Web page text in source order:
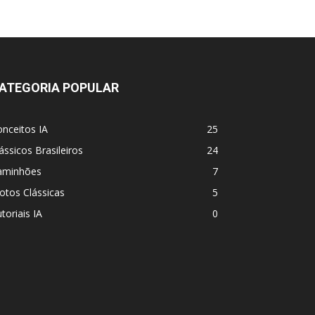
POPULAR
IA
25
Brasileiros
24
7
Clássicas
5
IA
0